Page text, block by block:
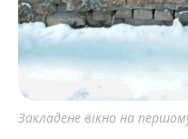
Закладене вікно на